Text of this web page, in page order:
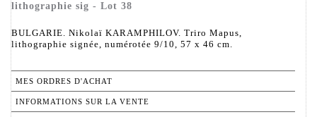
lithographie sig - Lot 38
BULGARIE. Nikolaï KARAMPHILOV. Triro Mapus,
lithographie signée, numérotée 9/10, 57 x 46 cm.
MES ORDRES D'ACHAT
INFORMATIONS SUR LA VENTE